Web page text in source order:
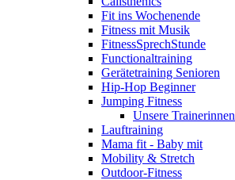
Fit ins Wochenende
Fitness mit Musik
FitnessSprechStunde
Functionaltraining
Gerätetraining Senioren
Hip-Hop Beginner
Jumping Fitness
Unsere Trainerinnen
Lauftraining
Mama fit - Baby mit
Mobility & Stretch
Outdoor-Fitness